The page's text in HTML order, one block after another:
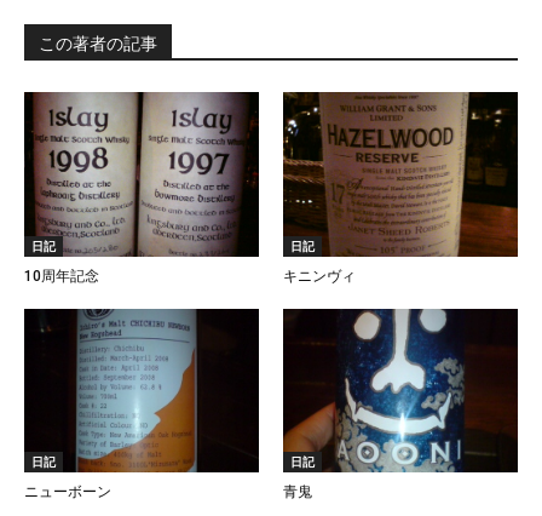
この著者の記事
日記
10周年記念
日記
キニンヴィ
日記
ニューボーン
日記
青鬼